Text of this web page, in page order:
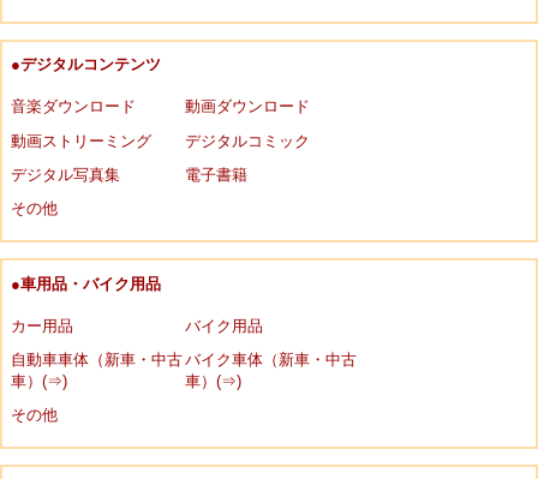
●デジタルコンテンツ
音楽ダウンロード
動画ダウンロード
動画ストリーミング
デジタルコミック
デジタル写真集
電子書籍
その他
●車用品・バイク用品
カー用品
バイク用品
自動車車体（新車・中古
車）(⇒)
バイク車体（新車・中古
車）(⇒)
その他